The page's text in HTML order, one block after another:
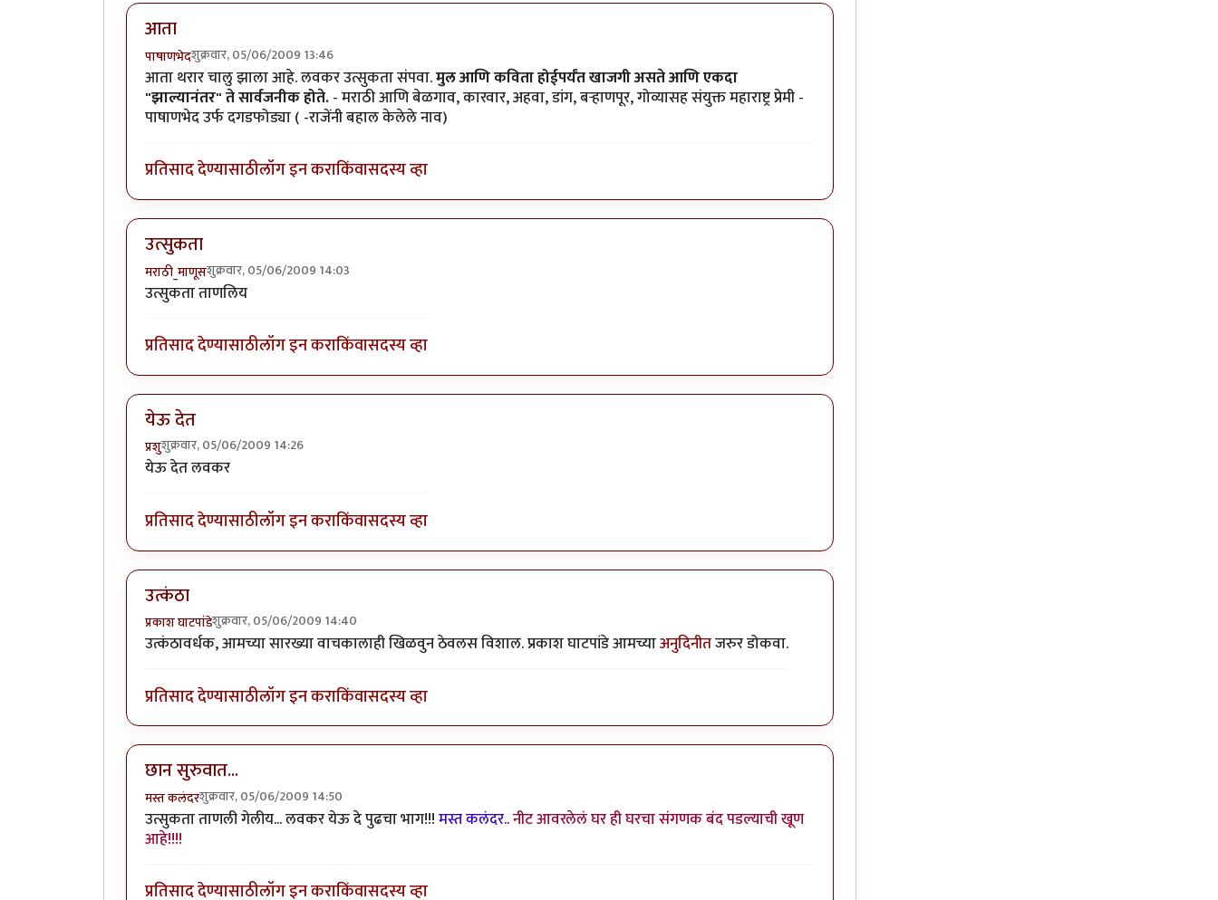
आता
पाषाणभेदशुक्रवार, 05/06/2009 13:46
आता थरार चालु झाला आहे. लवकर उत्सुकता संपवा.मुल आणि कविता होईपर्यंत खाजगी असते आणि एकदा
"झाल्यानंतर" ते सार्वजनीक होते.- मराठी आणि बेळगाव, कारवार, अहवा, डांग, बर्‍हाणपूर, गोव्यासह संयुक्त महाराष्ट्र प्रेमी -
पाषाणभेद उर्फ दगडफोड्या ( -राजेंनी बहाल केलेले नाव)
प्रतिसाद देण्यासाठीलॉग इन कराकिंवासदस्य व्हा
उत्सुकता
मराठी_माणूसशुक्रवार, 05/06/2009 14:03
उत्सुकता ताणलिय
प्रतिसाद देण्यासाठीलॉग इन कराकिंवासदस्य व्हा
येऊ देत
प्रशुशुक्रवार, 05/06/2009 14:26
येऊ देत लवकर
प्रतिसाद देण्यासाठीलॉग इन कराकिंवासदस्य व्हा
उत्कंठा
प्रकाश घाटपांडेशुक्रवार, 05/06/2009 14:40
उत्कंठावर्धक, आमच्या सारख्या वाचकालाही खिळवुन ठेवलस विशाल. प्रकाश घाटपांडे आमच्याअनुदिनीतजरुर डोकवा.
प्रतिसाद देण्यासाठीलॉग इन कराकिंवासदस्य व्हा
छान सुरुवात...
मस्त कलंदरशुक्रवार, 05/06/2009 14:50
उत्सुकता ताणली गेलीय... लवकर येऊ दे पुढचा भाग!!!मस्त कलंदर..नीट आवरलेलं घर ही घरचा संगणक बंद पडल्याची खूण
आहे!!!!
प्रतिसाद देण्यासाठीलॉग इन कराकिंवासदस्य व्हा